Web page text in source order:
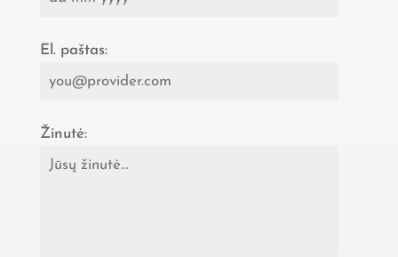
El. paštas:
Žinutė: